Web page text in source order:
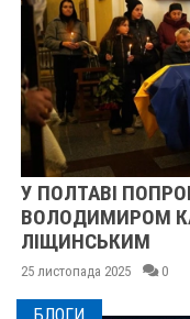
У ПОЛТАВІ
ВОЛОДИМИРОМ
ЛІЩИНСЬКИМ
25 листопада 2025 0